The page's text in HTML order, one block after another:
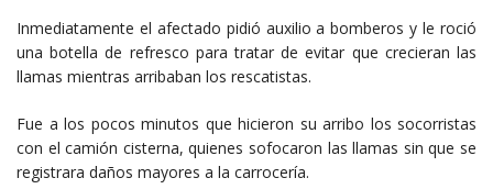
Inmediatamente el afectado pidió auxilio a bomberos y le roció
una botella de refresco para tratar de evitar que crecieran las
llamas mientras arribaban los rescatistas.
Fue a los pocos minutos que hicieron su arribo los socorristas
con el camión cisterna, quienes sofocaron las llamas sin que se
registrara daños mayores a la carrocería.